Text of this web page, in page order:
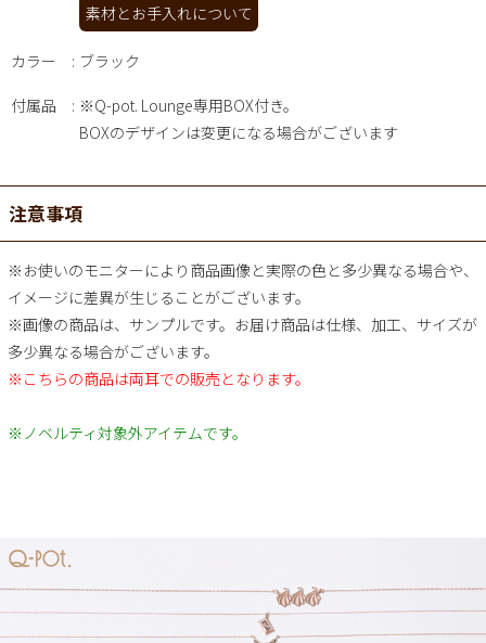
素材とお手入れについて
カラー ブラック
付属品
※Q-pot. Lounge専用BOX付き。
BOXのデザインは変更になる場合がございます
注意事項
※お使いのモニターにより商品画像と実際の色と多少異なる場合や、
イメージに差異が生じることがございます。
※画像の商品は、サンプルです。お届け商品は仕様、加工、サイズが
多少異なる場合がございます。
※こちらの商品は両耳での販売となります。
※ノベルティ対象外アイテムです。